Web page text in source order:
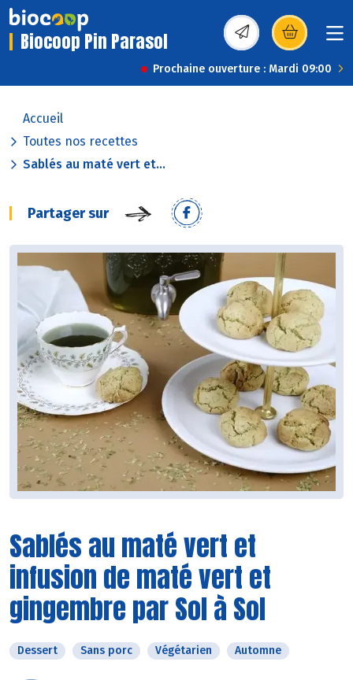
Biocoop Pin Parasol (s’ouvre dans une
Prochaine ouverture : Mardi 09:00
Accueil
Toutes nos recettes
Sablés au maté vert et...
Partager sur
Sablés au maté vert et
infusion de maté vert et
gingembre par Sol à Sol
Dessert Sans porc Végétarien Automne